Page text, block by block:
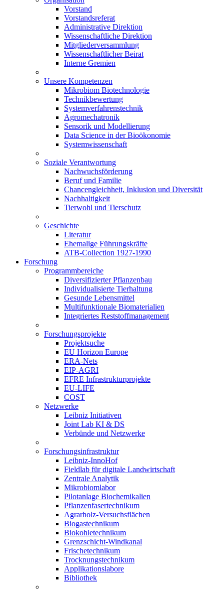
Vorstand
Vorstandsreferat
Administrative Direktion
Wissenschaftliche Direktion
Mitgliederversammlung
Wissenschaftlicher Beirat
Interne Gremien
Unsere Kompetenzen
Mikrobiom Biotechnologie
Technikbewertung
Systemverfahrenstechnik
Agromechatronik
Sensorik und Modellierung
Data Science in der Bioökonomie
Systemwissenschaft
Soziale Verantwortung
Nachwuchsförderung
Beruf und Familie
Chancengleichheit, Inklusion und Diversität
Nachhaltigkeit
Tierwohl und Tierschutz
Geschichte
Literatur
Ehemalige Führungskräfte
ATB-Collection 1927-1990
Forschung
Programmbereiche
Diversifizierter Pflanzenbau
Individualisierte Tierhaltung
Gesunde Lebensmittel
Multifunktionale Biomaterialien
Integriertes Reststoffmanagement
Forschungsprojekte
Projektsuche
EU Horizon Europe
ERA-Nets
EIP-AGRI
EFRE Infrastrukturprojekte
EU-LIFE
COST
Netzwerke
Leibniz Initiativen
Joint Lab KI & DS
Verbünde und Netzwerke
Forschungsinfrastruktur
Leibniz-InnoHof
Fieldlab für digitale Landwirtschaft
Zentrale Analytik
Mikrobiomlabor
Pilotanlage Biochemikalien
Pflanzenfasertechnikum
Agrarholz-Versuchsflächen
Biogastechnikum
Biokohletechnikum
Grenzschicht-Windkanal
Frischetechnikum
Trocknungstechnikum
Applikationslabore
Bibliothek